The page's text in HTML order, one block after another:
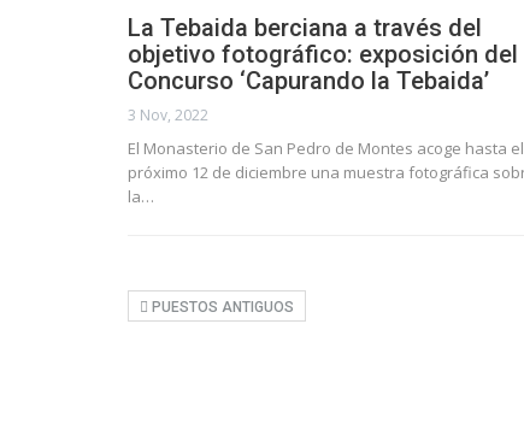
La Tebaida berciana a través del
objetivo fotográfico: exposición del
Concurso ‘Capurando la Tebaida’
3 Nov, 2022
El Monasterio de San Pedro de Montes acoge hasta el
próximo 12 de diciembre una muestra fotográfica
la…
PUESTOS ANTIGUOS